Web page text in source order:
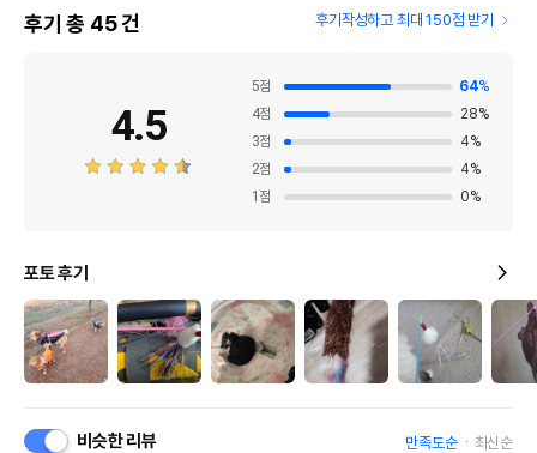
후기 총 45건 후기작성하고 최대 150점 받기
4.5
5점 64%
4점 28%
3점 4%
2점 4%
1 점 0%
포토 후기
비슷한 리뷰 만족도순 최신순